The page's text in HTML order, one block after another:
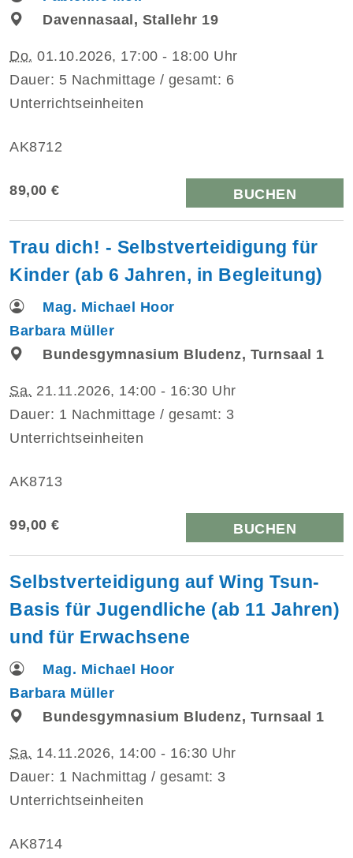
Davennasaal, Stallehr 19
Do. 01.10.2026, 17:00 - 18:00 Uhr
Dauer: 5 Nachmittage / gesamt: 6
Unterrichtseinheiten
AK8712
89,00 € BUCHEN
Trau dich! - Selbstverteidigung für
Kinder (ab 6 Jahren, in Begleitung)
Mag. Michael Hoor
Barbara Müller
Bundesgymnasium Bludenz, Turnsaal 1
Sa. 21.11.2026, 14:00 - 16:30 Uhr
Dauer: 1 Nachmittage / gesamt: 3
Unterrichtseinheiten
AK8713
99,00 € BUCHEN
Selbstverteidigung auf Wing Tsun-
Basis für Jugendliche (ab 11 Jahren)
und für Erwachsene
Mag. Michael Hoor
Barbara Müller
Bundesgymnasium Bludenz, Turnsaal 1
Sa. 14.11.2026, 14:00 - 16:30 Uhr
Dauer: 1 Nachmittag / gesamt: 3
Unterrichtseinheiten
AK8714